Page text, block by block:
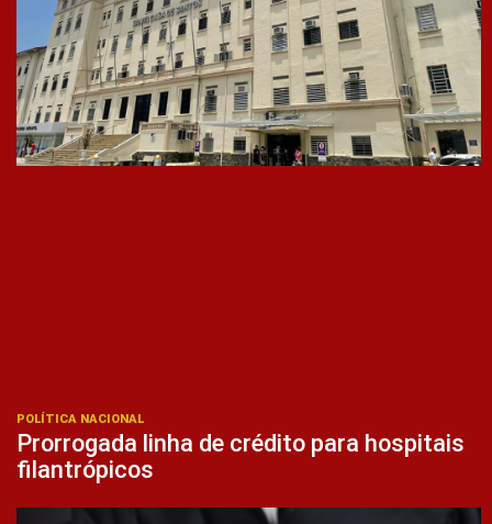
POLÍTICA NACIONAL
Prorrogada linha de crédito para hospitais
filantrópicos